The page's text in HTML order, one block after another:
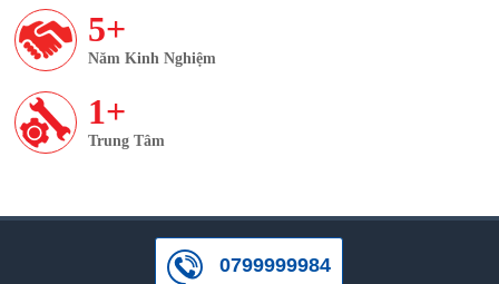
5+
Năm Kinh Nghiệm
1+
Trung Tâm
0799999984